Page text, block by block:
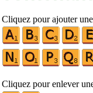
Cliquez pour ajouter
Cliquez pour enlever